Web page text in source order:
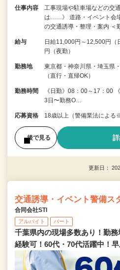
仕事内容
工事現場や駐車場などの交
は……》 道路・イベント会
の交通誘導・整理・案内 ＜
給与
日給11,000円～12,500円
円（夜勤）
勤務地
東京都・神奈川県・埼玉
（直行・直帰OK）
勤務時間
《日勤》08：00～17：
3日〜勤務O…
応募資格 18歳以上（警備業法による
後で見る
更新日：
交通誘導・イベント警備ス
合同会社STI
アルバイト パート
千葉県内の現場多数あり！勤
経験可！60代・70代活躍中！